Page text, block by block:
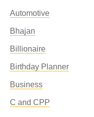
Automotive
Bhajan
Billionaire
Birthday Planner
Business
C and CPP